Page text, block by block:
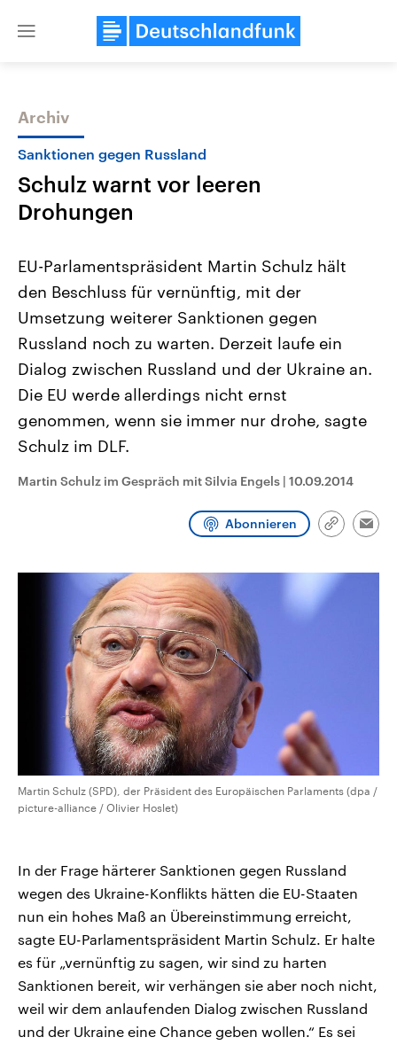
Close
Themen
Landtagswahl Sachsen-Anhalt
2026
Alle Informationen
Sachsen-Anhalt wählt am 6.
September 2026 einen neuen
Landtag. Seit 2021 wird das
Bundesland von einer Koalition aus
Umfragen, Prognosen,
Wahlprogramme, aktuelle Berichte
und Hintergründe zu den Parteien
Wahl.
Aktuelle Beiträge,
Hintergründe
Wirtschaftlich und
gehören die Vereinigten
den mächtigsten Ländern
mit großem Einfluss auf
Sendungen
Archiv
Sanktionen gegen Russland
Schulz warnt vor leeren
Drohungen
EU-Parlamentspräsident Martin Schulz hält
den Beschluss für vernünftig, mit der
Umsetzung weiterer Sanktionen gegen
Russland noch zu warten. Derzeit laufe ein
Dialog zwischen Russland und der Ukraine an.
Die EU werde allerdings nicht ernst
genommen, wenn sie immer nur drohe, sagte
Schulz im DLF.
Martin Schulz im Gespräch mit Silvia Engels | 10.09.2014
Abonnieren
Link
Martin Schulz (SPD), der Präsident des Europäischen Parlaments (dpa /
picture-alliance / Olivier Hoslet)
In der Frage härterer Sanktionen gegen Russland
wegen des Ukraine-Konflikts hätten die EU-Staaten
nun ein hohes Maß an Übereinstimmung erreicht,
sagte EU-Parlamentspräsident Martin Schulz. Er halte
es für „vernünftig zu sagen, wir sind zu harten
Sanktionen bereit, wir verhängen sie aber noch nicht,
weil wir dem anlaufenden Dialog zwischen Russland
und der Ukraine eine Chance geben wollen.“ Es sei